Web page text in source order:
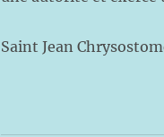
Saint Jean